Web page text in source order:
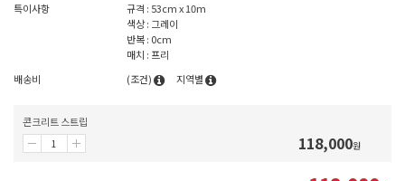
특이사항
규격 : 53cm x 10m
색상 : 그레이
반복 : 0cm
매치 : 프리
배송비
(조건) 지역별
콘크리트 스트립
118,000원